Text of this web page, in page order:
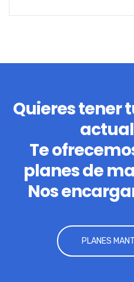
Quieres tener
Te
planes de
Nos
PLANES